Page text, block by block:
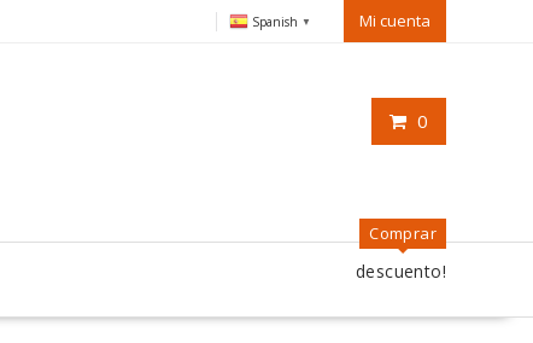
Spanish ▼ Mi cuenta
0
Comprar
descuento!